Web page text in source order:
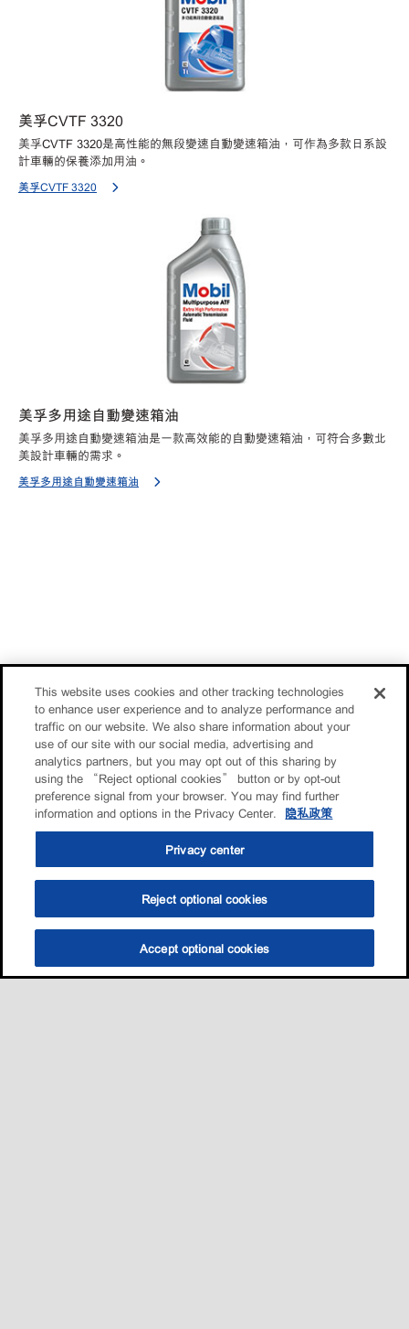
美孚CVTF 3320
美孚CVTF 3320是高性能的無段變速自動變速箱油，可作為多款日系設
計車輛的保養添加用油。
美孚CVTF 3320
美孚多用途自動變速箱油
美孚多用途自動變速箱油是一款高效能的自動變速箱油，可符合多數北
美設計車輛的需求。
美孚多用途自動變速箱油
This website uses cookies and other tracking technologies
to enhance user experience and to analyze performance and
traffic on our website. We also share information about your
use of our site with our social media, advertising and
analytics partners, but you may opt out of this sharing by
using the “Reject optional cookies” button or by opt-out
preference signal from your browser. You may find further
information and options in the Privacy Center.
隐私政策
Privacy center
Reject optional cookies
Accept optional cookies